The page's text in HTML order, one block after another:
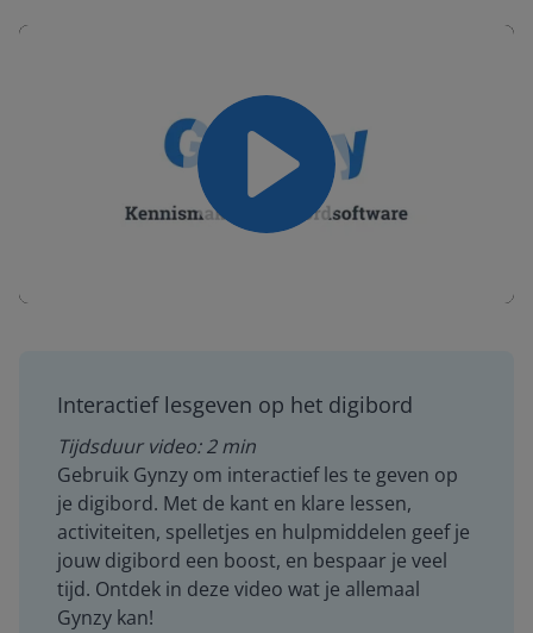
Settings
Interactief lesgeven op het digibord
Tijdsduur video: 2 min
Gebruik Gynzy om interactief les te geven op
je digibord. Met de kant en klare lessen,
activiteiten, spelletjes en hulpmiddelen geef je
jouw digibord een boost, en bespaar je veel
tijd. Ontdek in deze video wat je allemaal
Gynzy kan!